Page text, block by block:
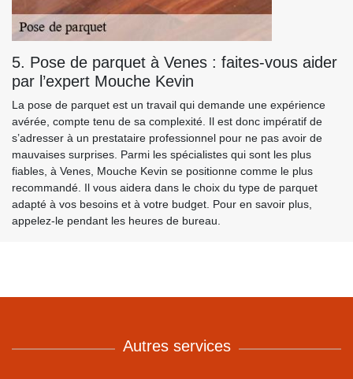
5. Pose de parquet à Venes : faites-vous aider
par l’expert Mouche Kevin
La pose de parquet est un travail qui demande une expérience
avérée, compte tenu de sa complexité. Il est donc impératif de
s’adresser à un prestataire professionnel pour ne pas avoir de
mauvaises surprises. Parmi les spécialistes qui sont les plus
fiables, à Venes, Mouche Kevin se positionne comme le plus
recommandé. Il vous aidera dans le choix du type de parquet
adapté à vos besoins et à votre budget. Pour en savoir plus,
appelez-le pendant les heures de bureau.
Autres services